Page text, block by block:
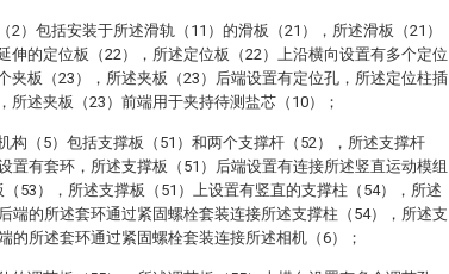
2）包括安装于所述滑轨（11）的滑板（21），所述滑板（21）
伸的定位板（22），所述定位板（22）上沿横向设置有多个定位
夹板（23），所述夹板（23）后端设置有定位孔，所述定位柱插
所述夹板（23）前端用于夹持待测盐芯（10）；
构（5）包括支撑板（51）和两个支撑杆（52），所述支撑杆
设置有套环，所述支撑板（51）后端设置有连接所述竖直运动模组
（53），所述支撑板（51）上设置有竖直的支撑柱（54），所述
端的所述套环通过紧固螺栓套装连接所述支撑柱（54），所述支
的所述套环通过紧固螺栓套装连接所述相机（6）；